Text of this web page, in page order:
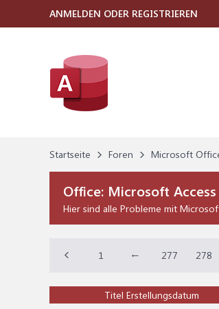
Startseite Foren Microsoft
Office: Microsoft
Hier sind alle Probleme mit
1 ← 277 278
Titel Erstellungsdatum
ANMELDEN ODER REGISTRIEREN